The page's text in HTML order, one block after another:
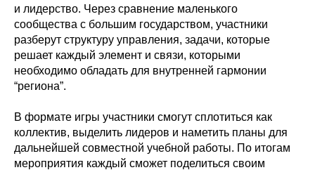
и лидерство. Через сравнение маленького
сообщества с большим государством, участники
разберут структуру управления, задачи, которые
решает каждый элемент и связи, которыми
необходимо обладать для внутренней гармонии
“региона”.
В формате игры участники смогут сплотиться как
коллектив, выделить лидеров и наметить планы для
дальнейшей совместной учебной работы. По итогам
мероприятия каждый сможет поделиться своим